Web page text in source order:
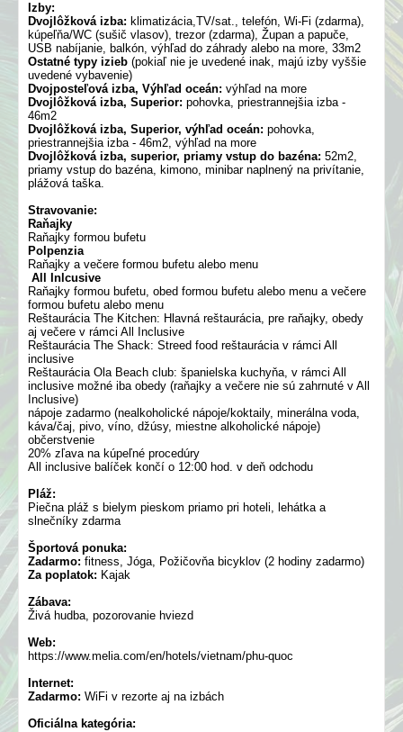
Izby:
Dvojlôžková izba: klimatizácia,TV/sat., telefón, Wi-Fi (zdarma),
kúpeľňa/WC (sušič vlasov), trezor (zdarma), Župan a papuče,
USB nabíjanie, balkón, výhľad do záhrady alebo na more, 33m2
Ostatné typy izieb (pokiaľ nie je uvedené inak, majú izby vyššie
uvedené vybavenie)
Dvojposteľová izba, Výhľad oceán: výhľad na more
Dvojlôžková izba, Superior: pohovka, priestrannejšia izba -
46m2
Dvojlôžková izba, Superior, výhľad oceán: pohovka,
priestrannejšia izba - 46m2, výhľad na more
Dvojlôžková izba, superior, priamy vstup do bazéna: 52m2,
priamy vstup do bazéna, kimono, minibar naplnený na privítanie,
plážová taška.
Stravovanie:
Raňajky
Raňajky formou bufetu
Polpenzia
Raňajky a večere formou bufetu alebo menu
All Inlcusive
Raňajky formou bufetu, obed formou bufetu alebo menu a večere
formou bufetu alebo menu
Reštaurácia The Kitchen: Hlavná reštaurácia, pre raňajky, obedy
aj večere v rámci All Inclusive
Reštaurácia The Shack: Streed food reštaurácia v rámci All
inclusive
Reštaurácia Ola Beach club: španielska kuchyňa, v rámci All
inclusive možné iba obedy (raňajky a večere nie sú zahrnuté v All
Inclusive)
nápoje zadarmo (nealkoholické nápoje/koktaily, minerálna voda,
káva/čaj, pivo, víno, džúsy, miestne alkoholické nápoje)
občerstvenie
20% zľava na kúpeľné procedúry
All inclusive balíček končí o 12:00 hod. v deň odchodu
Pláž:
Piečna pláž s bielym pieskom priamo pri hoteli, lehátka a
slnečníky zdarma
Športová ponuka:
Zadarmo: fitness, Jóga, Požičovňa bicyklov (2 hodiny zadarmo)
Za poplatok: Kajak
Zábava:
Živá hudba, pozorovanie hviezd
Web:
https://www.melia.com/en/hotels/vietnam/phu-quoc
Internet:
Zadarmo: WiFi v rezorte aj na izbách
Oficiálna kategória: